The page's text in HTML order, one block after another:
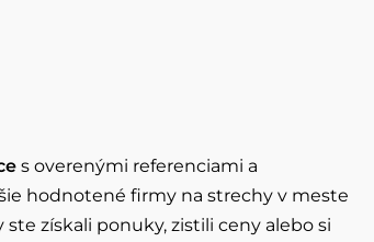
s overenými referenciami a
hodnotené firmy na strechy v meste
ste získali ponuky, zistili ceny alebo si